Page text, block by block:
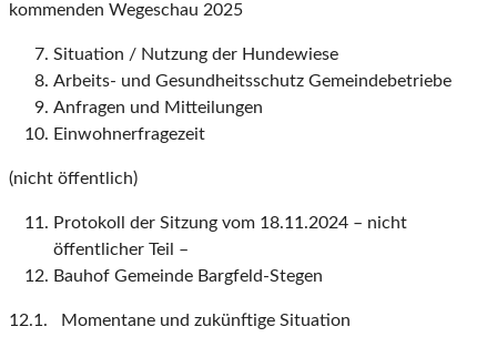
kommenden Wegeschau 2025
Situation / Nutzung der Hundewiese
Arbeits- und Gesundheitsschutz Gemeindebetriebe
Anfragen und Mitteilungen
Einwohnerfragezeit
(nicht öffentlich)
Protokoll der Sitzung vom 18.11.2024 – nicht
öffentlicher Teil –
Bauhof Gemeinde Bargfeld-Stegen
12.1. Momentane und zukünftige Situation